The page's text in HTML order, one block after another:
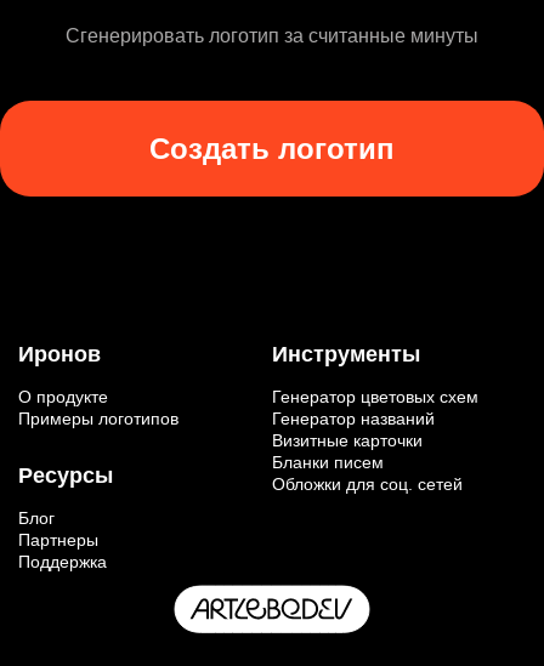
Сгенерировать логотип за считанные минуты
Создать логотип
Иронов
О продукте
Примеры логотипов
Ресурсы
Блог
Партнеры
Поддержка
Инструменты
Генератор цветовых схем
Генератор названий
Визитные карточки
Бланки писем
Обложки для соц. сетей